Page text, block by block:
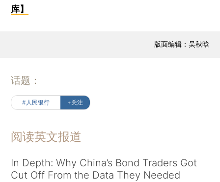
库】
版面编辑：吴秋晗
话题：
#人民银行 +关注
阅读英文报道
In Depth: Why China’s Bond Traders Got
Cut Off From the Data They Needed